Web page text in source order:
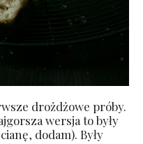
drożdżowe próby.
wersja to były
dodam). Były